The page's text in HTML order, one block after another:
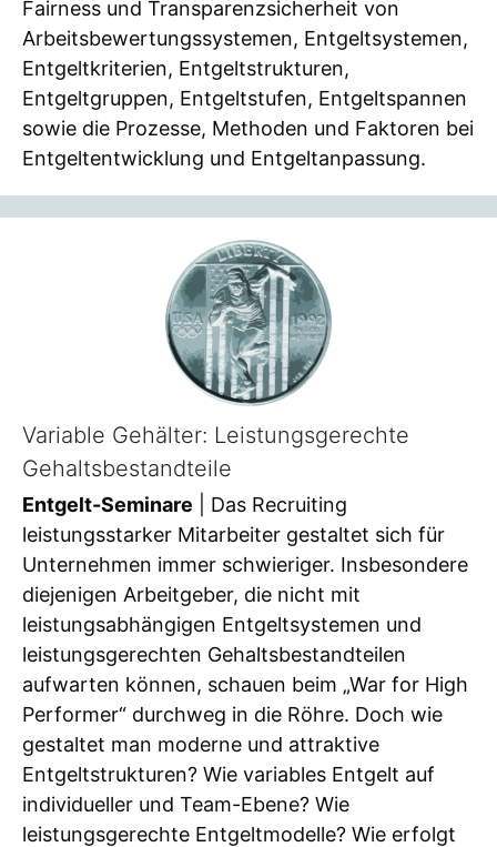
Fairness und Transparenzsicherheit von
Arbeitsbewertungssystemen, Entgeltsystemen,
Entgeltkriterien, Entgeltstrukturen,
Entgeltgruppen, Entgeltstufen, Entgeltspannen
sowie die Prozesse, Methoden und Faktoren bei
Entgeltentwicklung und Entgeltanpassung.
Variable Gehälter: Leistungsgerechte
Gehaltsbestandteile
Entgelt-Seminare | Das Recruiting
leistungsstarker Mitarbeiter gestaltet sich für
Unternehmen immer schwieriger. Insbesondere
diejenigen Arbeitgeber, die nicht mit
leistungsabhängigen Entgeltsystemen und
leistungsgerechten Gehaltsbestandteilen
aufwarten können, schauen beim „War for High
Performer“ durchweg in die Röhre. Doch wie
gestaltet man moderne und attraktive
Entgeltstrukturen? Wie variables Entgelt auf
individueller und Team-Ebene? Wie
leistungsgerechte Entgeltmodelle? Wie erfolgt